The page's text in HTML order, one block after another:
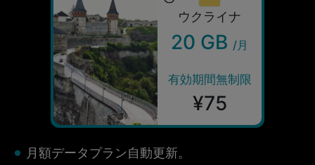
ウクライナ
20 GB /月
有効期間無制限
¥75
月額データプラン自動更新。